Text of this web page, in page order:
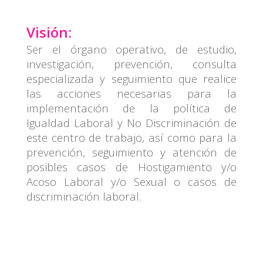
Visión:
Ser el órgano operativo, de estudio,
investigación, prevención, consulta
especializada y seguimiento que realice
las acciones necesarias para la
implementación de la política de
Igualdad Laboral y No Discriminación de
este centro de trabajo, así como para la
prevención, seguimiento y atención de
posibles casos de Hostigamiento y/o
Acoso Laboral y/o Sexual o casos de
discriminación laboral.